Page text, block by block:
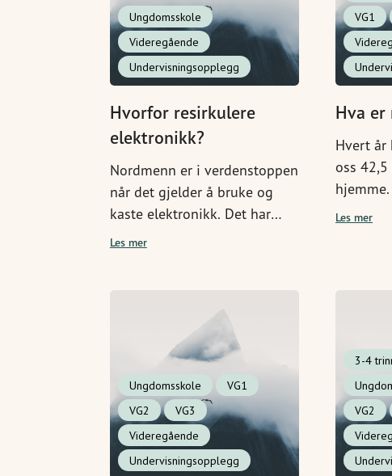
Ungdomsskole
Videregående
Undervisningsopplegg
Hvorfor resirkulere
elektronikk?
Nordmenn er i verdenstoppen
når det gjelder å bruke og
kaste elektronikk. Det har
enorme konsekvenser for
hvordan vi resirkulerer
elektronikk, og de blir
utfordret til å reflektere over
eget forbruk. Er de villige til å
endre det?
Les mer
VG1
Hva er
Hvert år
oss
Les mer
Ungdomsskole
VG1
VG2
VG3
Videregående
Undervisningsopplegg
3-4
VG2